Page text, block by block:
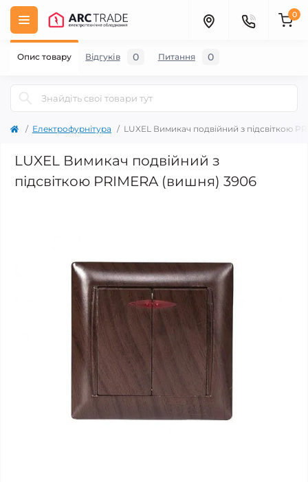
0
Електрофурнітура LUXEL Вимикач подвійний з підсвіткою
LUXEL Вимикач подвійний з
підсвіткою PRIMERA (вишня) 3906
Опис товару Відгуків 0 Питання 0